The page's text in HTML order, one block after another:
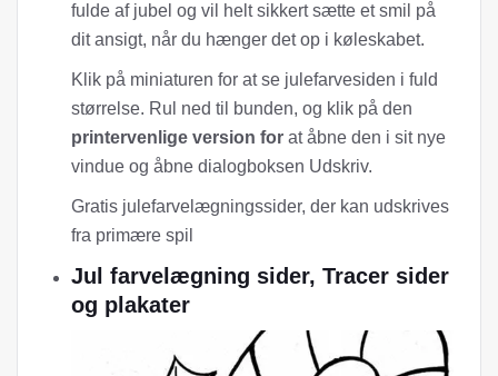
fulde af jubel og vil helt sikkert sætte et smil på
dit ansigt, når du hænger det op i køleskabet.
Klik på miniaturen for at se julefarvesiden i fuld
størrelse. Rul ned til bunden, og klik på den
printervenlige version for at åbne den i sit nye
vindue og åbne dialogboksen Udskriv.
Gratis julefarvelægningssider, der kan udskrives
fra primære spil
Jul farvelægning sider, Tracer sider
og plakater